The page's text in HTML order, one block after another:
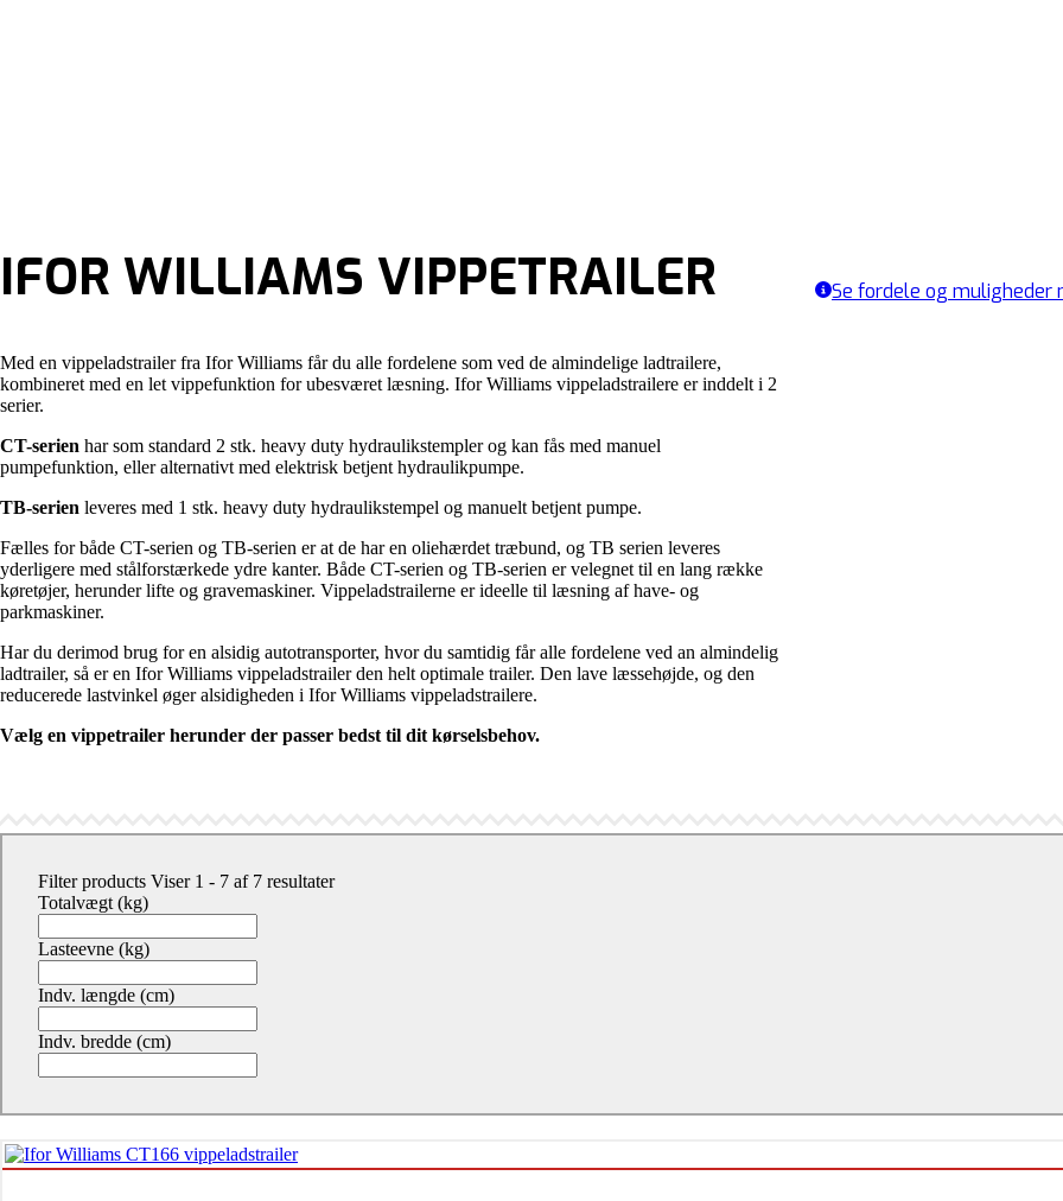
IFOR WILLIAMS VIPPETRAILER
Med en vippeladstrailer fra Ifor Williams får du alle fordelene som ved de almindelige ladtrailere,
kombineret med en let vippefunktion for ubesværet læsning. Ifor Williams vippeladstrailere er inddelt i 2
serier.
CT-serien har som standard 2 stk. heavy duty hydraulikstempler og kan fås med manuel
pumpefunktion, eller alternativt med elektrisk betjent hydraulikpumpe.
TB-serien leveres med 1 stk. heavy duty hydraulikstempel og manuelt betjent pumpe.
Fælles for både CT-serien og TB-serien er at de har en oliehærdet træbund, og TB serien leveres
yderligere med stålforstærkede ydre kanter. Både CT-serien og TB-serien er velegnet til en lang række
køretøjer, herunder lifte og gravemaskiner. Vippeladstrailerne er ideelle til læsning af have- og
parkmaskiner.
Har du derimod brug for en alsidig autotransporter, hvor du samtidig får alle fordelene ved an almindelig
ladtrailer, så er en Ifor Williams vippeladstrailer den helt optimale trailer. Den lave læssehøjde, og den
reducerede lastvinkel øger alsidigheden i Ifor Williams vippeladstrailere.
Vælg en vippetrailer herunder der passer bedst til dit kørselsbehov.
Se fordele og muligheder
Filter products Viser 1 - 7 af 7 resultater
Totalvægt (kg)
Lasteevne (kg)
Indv. længde (cm)
Indv. bredde (cm)